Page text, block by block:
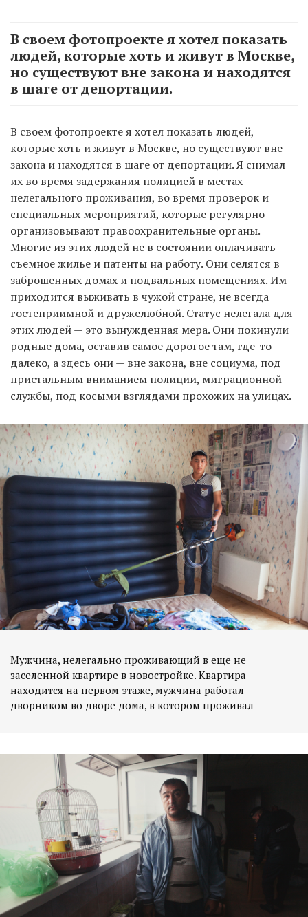
В своем фотопроекте я хотел показать
людей, которые хоть и живут в Москве,
но существуют вне закона и находятся
в шаге от депортации.
В своем фотопроекте я хотел показать людей,
которые хоть и живут в Москве, но существуют вне
закона и находятся в шаге от депортации. Я снимал
их во время задержания полицией в местах
нелегального проживания, во время проверок и
специальных мероприятий, которые регулярно
организовывают правоохранительные органы.
Многие из этих людей не в состоянии оплачивать
съемное жилье и патенты на работу. Они селятся в
заброшенных домах и подвальных помещениях. Им
приходится выживать в чужой стране, не всегда
гостеприимной и дружелюбной. Статус нелегала для
этих людей — это вынужденная мера. Они покинули
родные дома, оставив самое дорогое там, где-то
далеко, а здесь они — вне закона, вне социума, под
пристальным вниманием полиции, миграционной
службы, под косыми взглядами прохожих на улицах.
Мужчина, нелегально проживающий в еще не
заселенной квартире в новостройке. Квартира
находится на первом этаже, мужчина работал
дворником во дворе дома, в котором проживал